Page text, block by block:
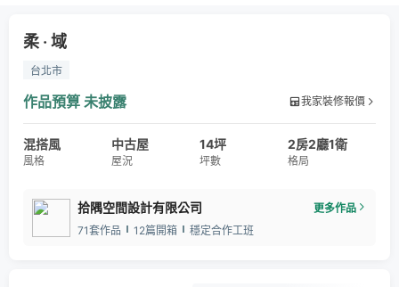
柔 ‧ 域
台北市
作品預算 未披露 我家裝修報價
混搭風
風格
中古屋
屋況
14坪
坪數
2房2廳1衛
格局
拾隅空間設計有限公司
更多作品
71套作品
12篇開箱 穩定合作工班